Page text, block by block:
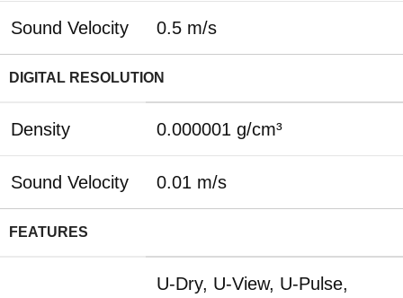
Sound Velocity 0.5 m/s
DIGITAL RESOLUTION
Density 0.000001 g/cm³
Sound Velocity 0.01 m/s
FEATURES
U-Dry, U-View, U-Pulse,